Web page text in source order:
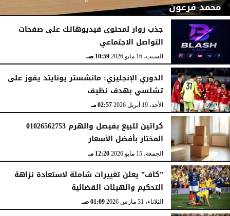
محمد فرعون
الإثنين، 22 يونيو 2026 12:11 مـ
جذب زوار لمحتوى فيديوهاتك على صفحات
التواصل الاجتماعي
السبت، 16 مايو 2026 10:59 صـ
الدوري الإنجليزي: مانشستر يونايتد يفوز على
تشلسي بهدف نظيف
الأحد، 19 أبريل 2026 02:57 مـ
كراتين للبيع بفيصل والهرم 01026562753
المختار بأفضل الأسعار
الجمعة، 15 مايو 2026 12:20 مـ
”كاف” يعلن تغييرات شاملة لاستعادة نزاهة
التحكيم والهيئات القضائية
الثلاثاء، 31 مارس 2026 01:09 صـ